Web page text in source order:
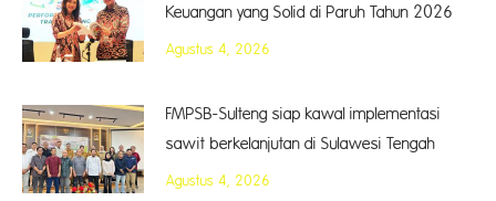
Keuangan yang Solid di Paruh Tahun 2026
Agustus 4, 2026
FMPSB-Sulteng siap kawal implementasi
sawit berkelanjutan di Sulawesi Tengah
Agustus 4, 2026